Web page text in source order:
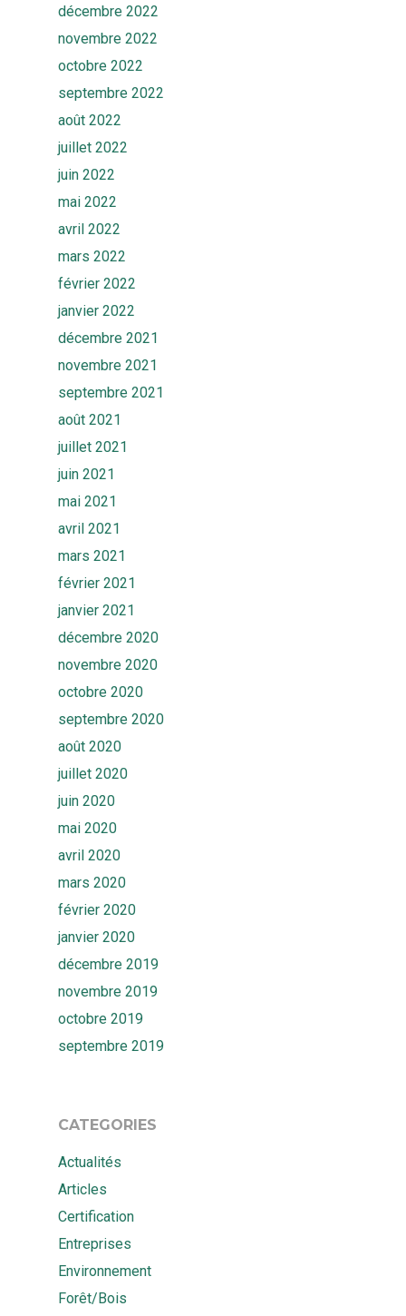
décembre 2022
novembre 2022
octobre 2022
septembre 2022
août 2022
juillet 2022
juin 2022
mai 2022
avril 2022
mars 2022
février 2022
janvier 2022
décembre 2021
novembre 2021
septembre 2021
août 2021
juillet 2021
juin 2021
mai 2021
avril 2021
mars 2021
février 2021
janvier 2021
décembre 2020
novembre 2020
octobre 2020
septembre 2020
août 2020
juillet 2020
juin 2020
mai 2020
avril 2020
mars 2020
février 2020
janvier 2020
décembre 2019
novembre 2019
octobre 2019
septembre 2019
CATEGORIES
Actualités
Articles
Certification
Entreprises
Environnement
Forêt/Bois